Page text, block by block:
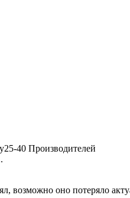
40 Производителей
возможно оно потеряло